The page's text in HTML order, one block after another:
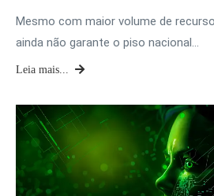
Mesmo com maior volume de
ainda não garante o piso nacional…
Leia mais...